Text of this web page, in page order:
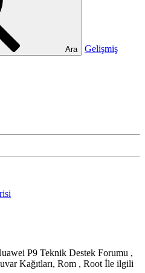
Ara
Gelişmiş
P9 Teknik Destek Forumu ,
Kağıtları, Rom , Root İle ilgili